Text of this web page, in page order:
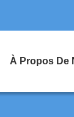
À Propos De